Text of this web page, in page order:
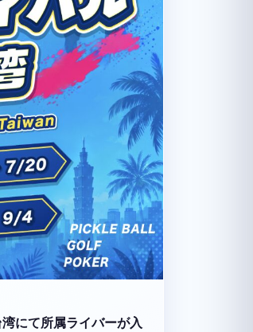
にて所属ライバーが入